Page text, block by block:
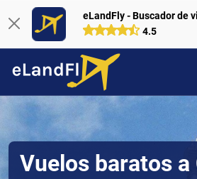
eLandFly - Buscador de
4.5
Vuelos baratos a